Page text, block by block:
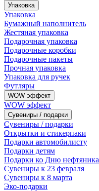
Упаковка
Упаковка
Бумажный наполнитель
Жестяная упаковка
Подарочная упаковка
Подарочные коробки
Подарочные пакеты
Прочная упаковка
Упаковка для ручек
Футляры
WOW эффект
WOW эффект
Сувениры / подарки
Сувениры / подарки
Открытки и стикерпаки
Подарки автомобилисту
Подарки детям
Подарки ко Дню нефтяника
Сувениры к 23 февраля
Сувениры к 8 марта
Эко-подарки